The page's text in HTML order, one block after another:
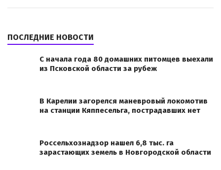
ПОСЛЕДНИЕ НОВОСТИ
С начала года 80 домашних питомцев выехали
из Псковской области за рубеж
В Карелии загорелся маневровый локомотив
на станции Кяппесельга, пострадавших нет
Россельхознадзор нашел 6,8 тыс. га
зарастающих земель в Новгородской области